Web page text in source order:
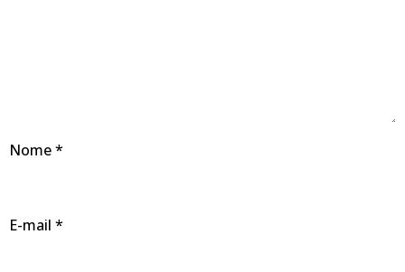
Nome*
E-mail *